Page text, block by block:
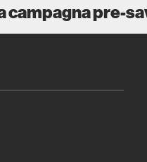
campagna pre-